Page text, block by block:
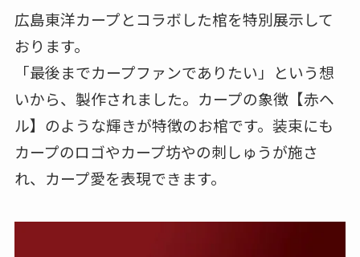
広島東洋カープとコラボした棺を特別展示して
おります。
「最後までカープファンでありたい」という想
いから、製作されました。カープの象徴【赤ヘ
ル】のような輝きが特徴のお棺です。装束にも
カープのロゴやカープ坊やの刺しゅうが施さ
れ、カープ愛を表現できます。